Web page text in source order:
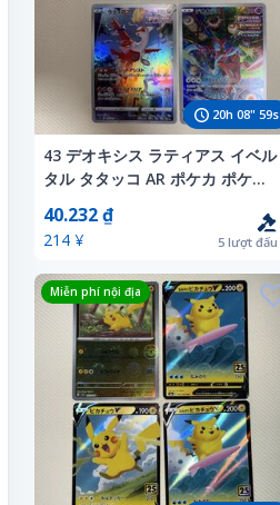
20h08"57s
43 デオキシス ラティアス イベル
タル タタッコ AR ポケカ ポケモ
ンカード 25th 151
40.232 ₫
214 ¥ 5 lượt đấu
Miễn phí nội địa